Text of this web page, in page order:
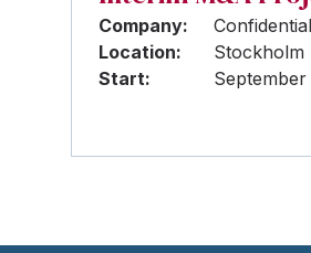
Company:
Confidential
Location:
Stockholm
Start:
September